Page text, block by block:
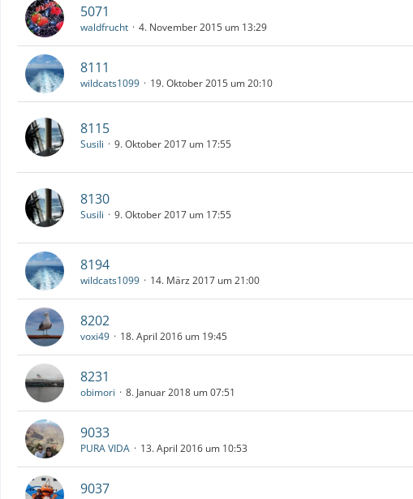
5071
waldfrucht 4. November 2015 um 13:29
8111
wildcats1099 19. Oktober 2015 um 20:10
8115
Susili 9. Oktober 2017 um 17:55
8130
Susili 9. Oktober 2017 um 17:55
8194
wildcats1099 14. März 2017 um 21:00
8202
voxi49 18. April 2016 um 19:45
8231
obimori 8. Januar 2018 um 07:51
9033
PURA VIDA 13. April 2016 um 10:53
9037